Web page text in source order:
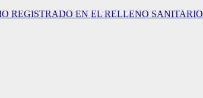
REGISTRADO EN EL RELLENO SANITARIO